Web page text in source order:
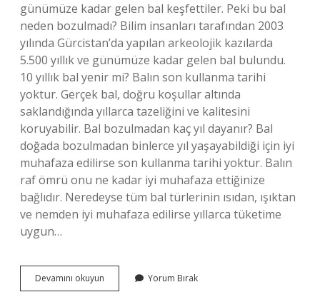
günümüze kadar gelen bal keşfettiler. Peki bu bal
neden bozulmadı? Bilim insanları tarafından 2003
yılında Gürcistan’da yapılan arkeolojik kazılarda
5.500 yıllık ve günümüze kadar gelen bal bulundu.
10 yıllık bal yenir mi? Balın son kullanma tarihi
yoktur. Gerçek bal, doğru koşullar altında
saklandığında yıllarca tazeliğini ve kalitesini
koruyabilir. Bal bozulmadan kaç yıl dayanır? Bal
doğada bozulmadan binlerce yıl yaşayabildiği için iyi
muhafaza edilirse son kullanma tarihi yoktur. Balın
raf ömrü onu ne kadar iyi muhafaza ettiğinize
bağlıdır. Neredeyse tüm bal türlerinin ısıdan, ışıktan
ve nemden iyi muhafaza edilirse yıllarca tüketime
uygun…
Devamını okuyun
Eski
Yorum Bırak